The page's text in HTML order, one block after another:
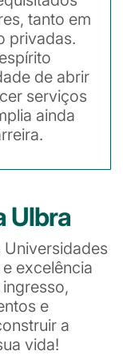
tanto em
privadas.
de abrir
serviços
ainda
Ulbra
Universidades
excelência
e
a
vida!